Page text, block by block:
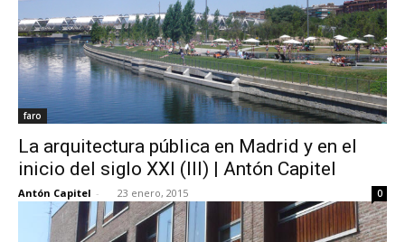
faro
La arquitectura pública en Madrid y en el
inicio del siglo XXI (III) | Antón Capitel
Antón Capitel - 23 enero, 2015 0